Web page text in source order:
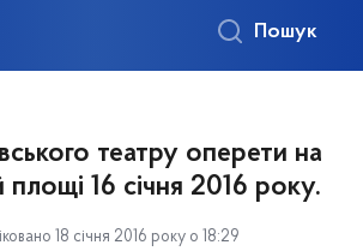
Пошук
театру оперети на
площі 16 січня 2016 року.
18 січня 2016 року о 18:29